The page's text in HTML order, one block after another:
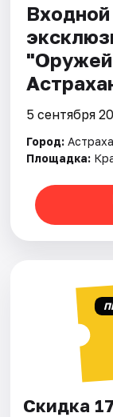
5 сентября
Город:
Площадка:
Скидка